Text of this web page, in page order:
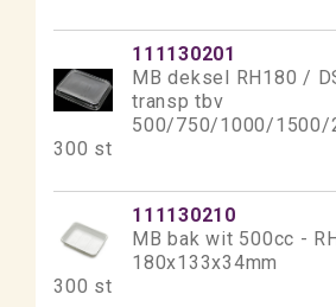
111130201
MB deksel RH180 /
transp tbv
500/750/1000/1500/
300 st
111130210
MB bak wit 500cc -
180x133x34mm
300 st